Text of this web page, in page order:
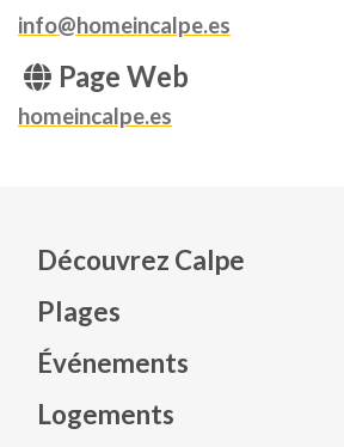
info@homeincalpe.es
Page Web
homeincalpe.es
Découvrez Calpe
Plages
Événements
Logements